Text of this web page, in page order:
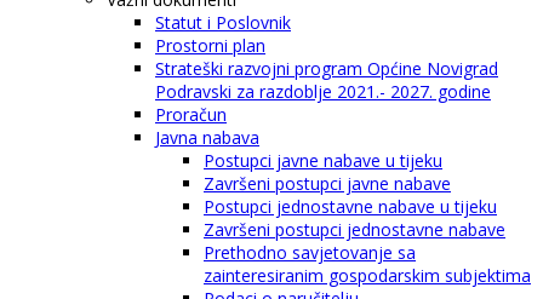
Statut i Poslovnik
Prostorni plan
Strateški razvojni program Općine Novigrad
Podravski za razdoblje 2021.- 2027. godine
Proračun
Javna nabava
Postupci javne nabave u tijeku
Završeni postupci javne nabave
Postupci jednostavne nabave u tijeku
Završeni postupci jednostavne nabave
Prethodno savjetovanje sa
zainteresiranim gospodarskim subjektima